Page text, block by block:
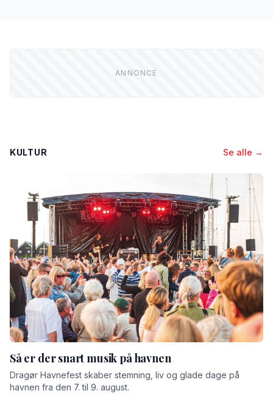
KULTUR Se alle →
Så er der snart musik på havnen
Dragør Havnefest skaber stemning, liv og glade dage på
havnen fra den 7. til 9. august.